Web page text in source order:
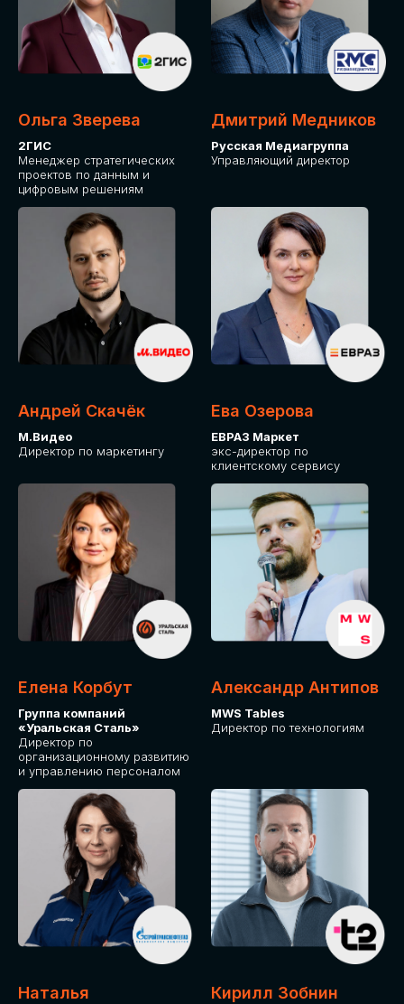
Ольга Зверева
2ГИС
Менеджер стратегических
проектов по данным и
цифровым решениям
Дмитрий Медников
Русская Медиагруппа
Управляющий директор
Андрей Скачёк
М.Видео
Директор по маркетингу
Ева Озерова
ЕВРАЗ Маркет
экс-директор по
клиентскому сервису
Елена Корбут
Группа компаний
«Уральская Сталь»
Директор по
организационному развитию
и управлению персоналом
Александр Антипов
MWS Tables
Директор по технологиям
Наталья
Кирилл Зобнин
Приглашаем стать спикером GLOBAL
TECH FORUM и поделиться своим
опытом и экспертизой. Будем рады
сотрудничеству!
СТАТЬ
СПИКЕРОМ
IT Solutions for Business